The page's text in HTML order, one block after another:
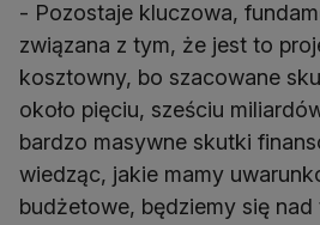
- Pozostaje kluczowa,
związana z tym, że jest to
kosztowny, bo szacowane
około pięciu, sześciu
bardzo masywne skutki
wiedząc, jakie mamy
budżetowe, będziemy się